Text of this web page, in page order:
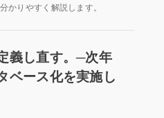
かりやすく解説します。
義し直す。─次年
ベース化を実施し